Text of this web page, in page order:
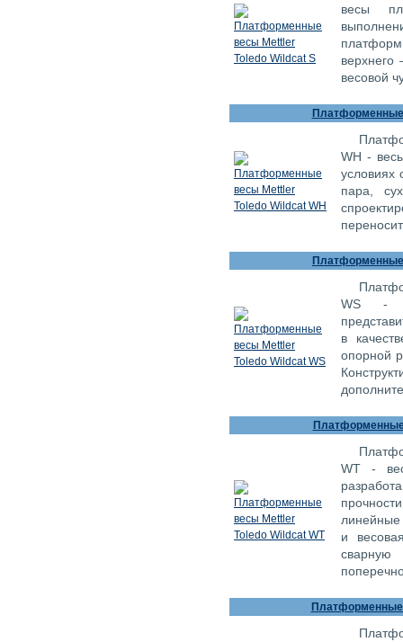
весы
весовой
Платформенные
WH -
условиях
пара,
Платформенные
WS -
в
опорной
Платформенные
WT -
и
сварную
Платформенные